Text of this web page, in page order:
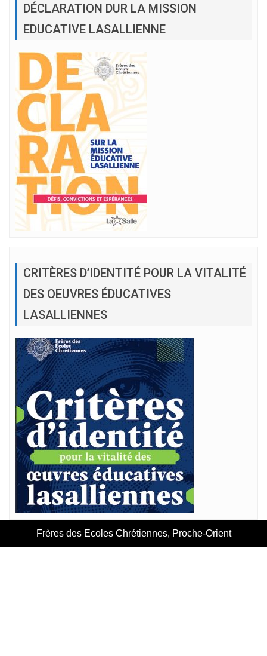
DÉCLARATION DUR LA MISSION
EDUCATIVE LASALLIENNE
CRITÈRES D’IDENTITÉ POUR LA VITALITÉ
DES OEUVRES ÉDUCATIVES
LASALLIENNES
Frères des Ecoles Chrétiennes, Proche-Orient